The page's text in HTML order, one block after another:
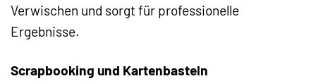
Verwischen und sorgt für professionelle
Ergebnisse.
Scrapbooking und Kartenbasteln